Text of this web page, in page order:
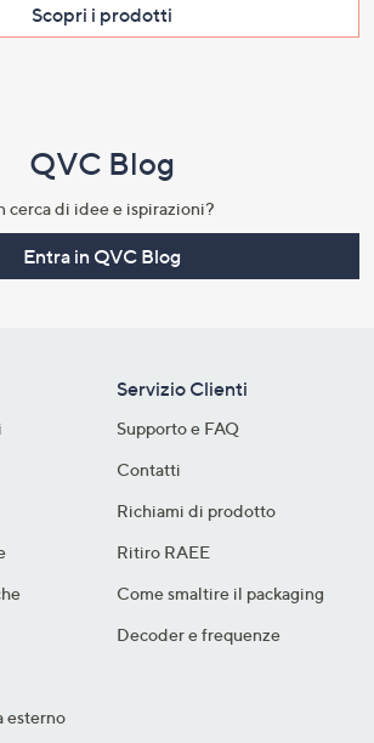
Scopri i prodotti​
QVC Blog
cerca di idee e ispirazioni?
Entra in QVC Blog
esterno
Servizio Clienti
Supporto e FAQ
Contatti
Richiami di prodotto
Ritiro RAEE
Come smaltire il packaging​
Decoder e frequenze​